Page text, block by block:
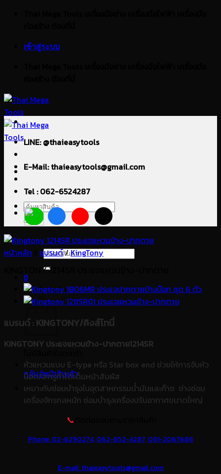
เข้าสู่ระบบ
ค้นหา:
ค้นหา:
0
ตะกร้าสินค้า
กลับสู่หน้าร้านค้า
LINE: @thaieasytools
E-Mail: thaieasytools@gmail.com
Tel : 062-6524287
หน้าหลัก แบรนด์/KingTony
KINGTONY 1214SR ประแจแหวนข้าง-ปากตาย
แบรนด์: KINGTONY/คิงส์โทนี่
KINGTONY ประแจแหวนข้าง-ปากตาย1214SR
หัวแหวนแบบ E-type หรือ Star box end ช่วยให้การจับหัว
น็อต/สกรูทำได้เต็มหน้าสัมผัส
เหมาะกับซ่อมบำรุงในอุตสาหกรรมน้ำมันและก๊าซ ช่างซ่อม
เครื่องจักรกลหนัก ซ่อมบำรุงเครื่องปรับอากาศขนาดใหญ่
📞
Phone: 02-6290274, 062-652-4287, 081-2067686
E-mail: thaieasytools@gmail.com